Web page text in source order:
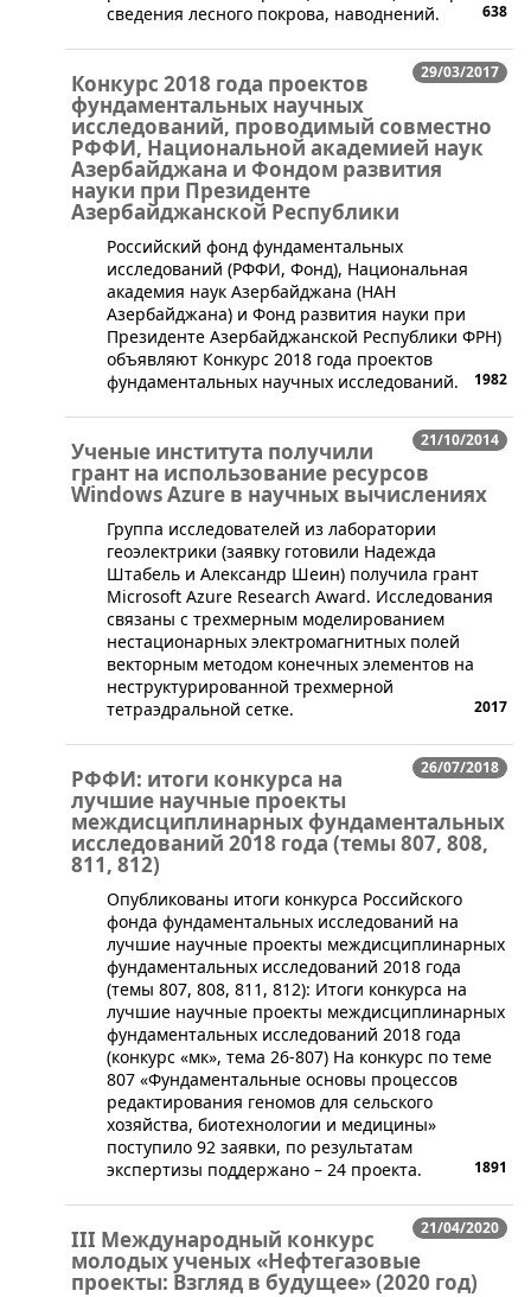
сведения лесного покрова, наводнений.
638
29/03/2017
Конкурс 2018 года проектов
фундаментальных научных
исследований, проводимый совместно
РФФИ, Национальной академией наук
Азербайджана и Фондом развития
науки при Президенте
Азербайджанской Республики
Российский фонд фундаментальных
исследований (РФФИ, Фонд), Национальная
академия наук Азербайджана (НАН
Азербайджана) и Фонд развития науки при
Президенте Азербайджанской Республики ФРН)
объявляют Конкурс 2018 года проектов
фундаментальных научных исследований.
1982
21/10/2014
Ученые института получили
грант на использование ресурсов
Windows Azure в научных вычислениях
​Группа исследователей из лаборатории
геоэлектрики (заявку готовили Надежда
Штабель и Александр Шеин) получила грант
Microsoft Azure Research Award. Исследования
связаны с трехмерным моделированием
нестационарных электромагнитных полей
векторным методом конечных элементов на
неструктурированной трехмерной
тетраэдральной сетке.
2017
26/07/2018
РФФИ: итоги конкурса на
лучшие научные проекты
междисциплинарных фундаментальных
исследований 2018 года (темы 807, 808,
811, 812)
​​Опубликованы итоги конкурса Российского
фонда фундаментальных исследований на
лучшие научные проекты междисциплинарных
фундаментальных исследований 2018 года
(темы 807, 808, 811, 812): Итоги конкурса на
лучшие научные проекты междисциплинарных
фундаментальных исследований 2018 года
(конкурс «мк», тема 26-807) На конкурс по теме
807 «Фундаментальные основы процессов
редактирования геномов для сельского
хозяйства, биотехнологии и медицины»
поступило 92 заявки, по результатам
экспертизы поддержано – 24 проекта.
1891
21/04/2020
III Международный конкурс
молодых ученых «Нефтегазовые
проекты: Взгляд в будущее» (2020 год)